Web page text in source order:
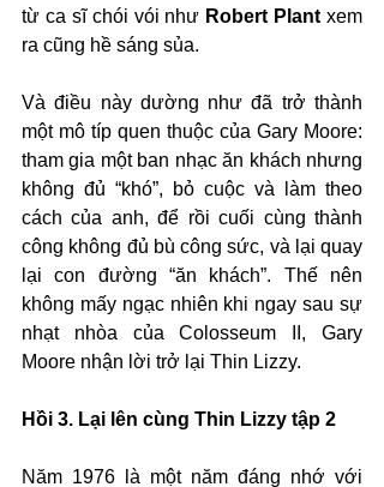
từ ca sĩ chói vói như Robert Plant xem
ra cũng hề sáng sủa.
Và điều này dường như đã trở thành
một mô típ quen thuộc của Gary Moore:
tham gia một ban nhạc ăn khách nhưng
không đủ “khó”, bỏ cuộc và làm theo
cách của anh, để rồi cuối cùng thành
công không đủ bù công sức, và lại quay
lại con đường “ăn khách”. Thế nên
không mấy ngạc nhiên khi ngay sau sự
nhạt nhòa của Colosseum II, Gary
Moore nhận lời trở lại Thin Lizzy.
Hồi 3. Lại lên cùng Thin Lizzy tập 2
Năm 1976 là một năm đáng nhớ với